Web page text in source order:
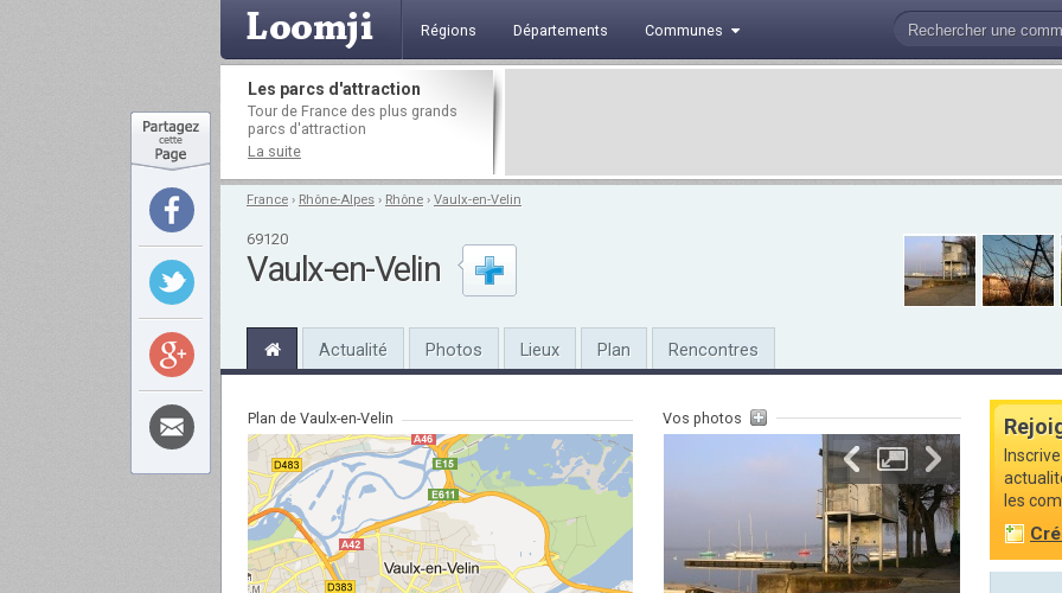
Régions Départements Communes
Les parcs d'attraction
Tour de France des plus grands
parcs d'attraction
La suite
France › Rhône-Alpes › Rhône › Vaulx-en-Velin
69120
Vaulx-en-Velin
Actualité Photos Lieux Plan Rencontres
Plan de Vaulx-en-Velin Vos photos
les